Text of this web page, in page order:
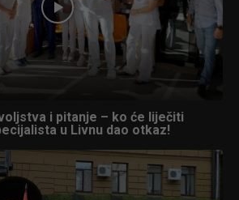
i pitanje – ko će liječiti
u Livnu dao otkaz!